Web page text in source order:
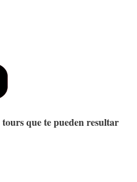
que te pueden resultar